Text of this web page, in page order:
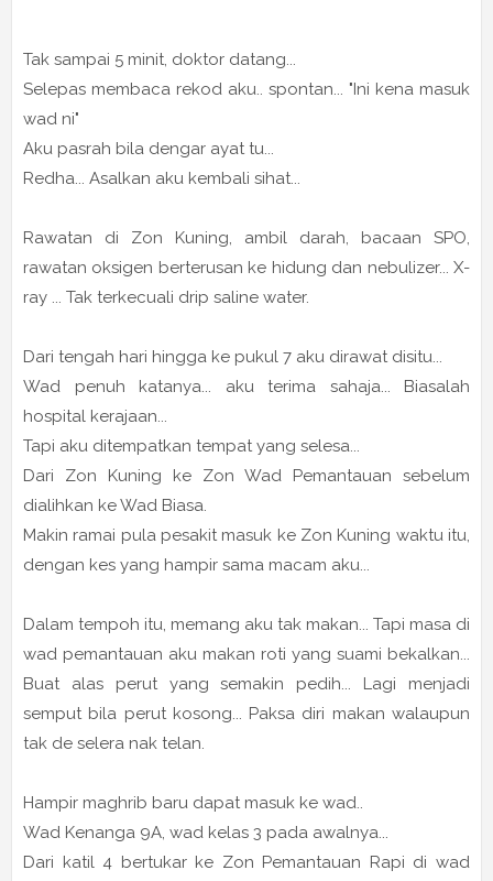
Tak sampai 5 minit, doktor datang...
Selepas membaca rekod aku.. spontan... "Ini kena masuk
wad ni"
Aku pasrah bila dengar ayat tu...
Redha... Asalkan aku kembali sihat...
Rawatan di Zon Kuning, ambil darah, bacaan SPO,
rawatan oksigen berterusan ke hidung dan nebulizer... X-
ray ... Tak terkecuali drip saline water.
Dari tengah hari hingga ke pukul 7 aku dirawat disitu...
Wad penuh katanya... aku terima sahaja... Biasalah
hospital kerajaan...
Tapi aku ditempatkan tempat yang selesa...
Dari Zon Kuning ke Zon Wad Pemantauan sebelum
dialihkan ke Wad Biasa.
Makin ramai pula pesakit masuk ke Zon Kuning waktu itu,
dengan kes yang hampir sama macam aku...
Dalam tempoh itu, memang aku tak makan... Tapi masa di
wad pemantauan aku makan roti yang suami bekalkan...
Buat alas perut yang semakin pedih... Lagi menjadi
semput bila perut kosong... Paksa diri makan walaupun
tak de selera nak telan.
Hampir maghrib baru dapat masuk ke wad..
Wad Kenanga 9A, wad kelas 3 pada awalnya...
Dari katil 4 bertukar ke Zon Pemantauan Rapi di wad